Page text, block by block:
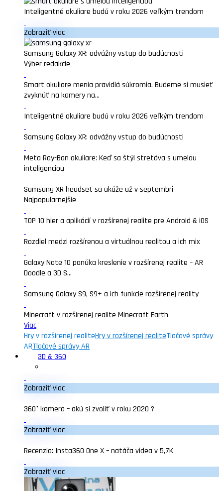
Inteligentné okuliare budú v roku 2026 veľkým trendom
Zobraziť viac
Samsung Galaxy XR: odvážny vstup do budúcnosti
Výber redakcie
Smart okuliare menia pravidlá súkromia. Budeme si musieť
zvyknúť na kamery na...
Inteligentné okuliare budú v roku 2026 veľkým trendom
Samsung Galaxy XR: odvážny vstup do budúcnosti
Meta Ray-Ban okuliare: Keď sa štýl stretáva s umelou
inteligenciou
Samsung XR headset sa ukáže už v septembri
Najpopularnejšie
TOP 10 hier a aplikácií v rozšírenej realite pre Android & iOS
Rozdiel medzi rozšírenou a virtuálnou realitou a ich mix
Galaxy Note 10 ponúka kreslenie v rozšírenej realite – AR
Doodle a 3D S...
Samsung Galaxy S9, S9+ a ich funkcie rozšírenej reality
Minecraft v rozšírenej realite Minecraft Earth
Viac
Hry v rozšírenej realiteHry v rozšírenej realiteTlačové správy
ARTlačové správy AR
3D & 360
Zobraziť viac
360° kamera – akú si zvoliť v roku 2020 ?
Zobraziť viac
Recenzia: Insta360 One X – natáča videa v 5,7K
Zobraziť viac